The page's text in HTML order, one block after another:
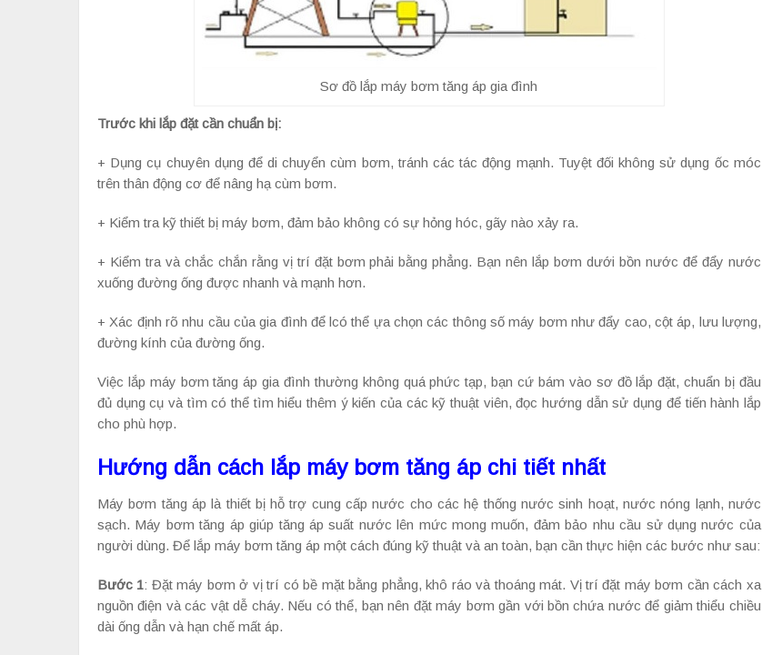
Sơ đồ lắp máy bơm tăng áp gia đình
Trước khi lắp đặt cần chuẩn bị:
+ Dụng cụ chuyên dụng để di chuyển cùm bơm, tránh các tác động mạnh. Tuyệt đối không sử dụng ốc móc
trên thân động cơ để nâng hạ cùm bơm.
+ Kiểm tra kỹ thiết bị máy bơm, đảm bảo không có sự hỏng hóc, gãy nào xảy ra.
+ Kiểm tra và chắc chắn rằng vị trí đặt bơm phải bằng phẳng. Bạn nên lắp bơm dưới bồn nước để đẩy nước
xuống đường ống được nhanh và mạnh hơn.
+ Xác định rõ nhu cầu của gia đình để lcó thể ựa chọn các thông số máy bơm như đẩy cao, cột áp, lưu lượng,
đường kính của đường ống.
Việc lắp máy bơm tăng áp gia đình thường không quá phức tạp, bạn cứ bám vào sơ đồ lắp đặt, chuẩn bị đầu
đủ dụng cụ và tìm có thể tìm hiểu thêm ý kiến của các kỹ thuật viên, đọc hướng dẫn sử dụng để tiến hành lắp
cho phù hợp.
Hướng dẫn cách lắp máy bơm tăng áp chi tiết nhất
Máy bơm tăng áp là thiết bị hỗ trợ cung cấp nước cho các hệ thống nước sinh hoạt, nước nóng lạnh, nước
sạch. Máy bơm tăng áp giúp tăng áp suất nước lên mức mong muốn, đảm bảo nhu cầu sử dụng nước của
người dùng. Để lắp máy bơm tăng áp một cách đúng kỹ thuật và an toàn, bạn cần thực hiện các bước như sau:
Bước 1: Đặt máy bơm ở vị trí có bề mặt bằng phẳng, khô ráo và thoáng mát. Vị trí đặt máy bơm cần cách xa
nguồn điện và các vật dễ cháy. Nếu có thể, bạn nên đặt máy bơm gần với bồn chứa nước để giảm thiểu chiều
dài ống dẫn và hạn chế mất áp.